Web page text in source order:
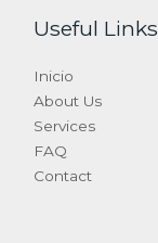
Useful Links
Inicio
About Us
Services
FAQ
Contact